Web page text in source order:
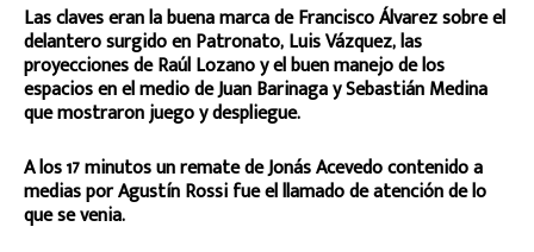
Las claves eran la buena marca de Francisco Álvarez sobre el
delantero surgido en Patronato, Luis Vázquez, las
proyecciones de Raúl Lozano y el buen manejo de los
espacios en el medio de Juan Barinaga y Sebastián Medina
que mostraron juego y despliegue.
A los 17 minutos un remate de Jonás Acevedo contenido a
medias por Agustín Rossi fue el llamado de atención de lo
que se venia.